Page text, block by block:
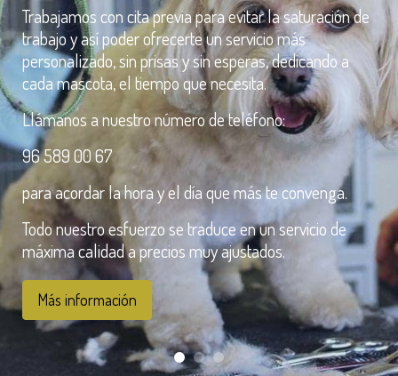
Trabajamos con cita previa para evitar la saturación de
trabajo y así poder ofrecerte un servicio más
personalizado, sin prisas y sin esperas, dedicando a
cada mascota, el tiempo que necesita.
Llámanos a nuestro número de teléfono:
96 589 00 67
para acordar la hora y el día que más te convenga.
Todo nuestro esfuerzo se traduce en un servicio de
máxima calidad a precios muy ajustados.
Más información